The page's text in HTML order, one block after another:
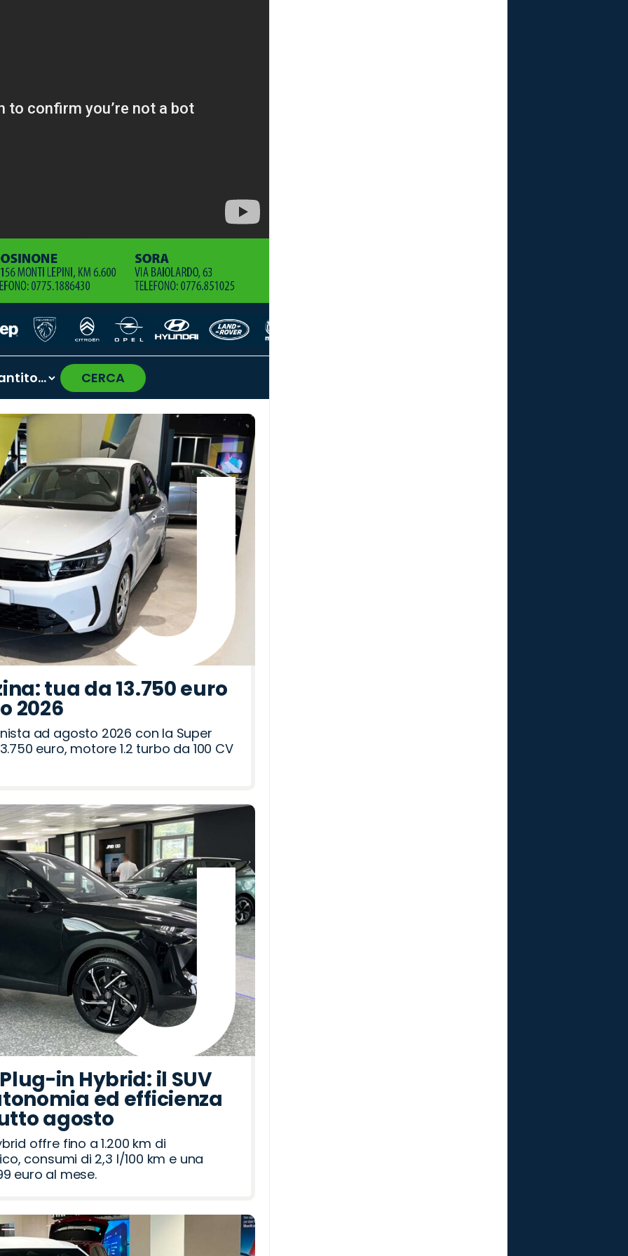
CERCA
›
tua da 13.750 euro
2026
ad agosto 2026 con la Super
euro, motore 1.2 turbo da 100 CV
in Hybrid: il SUV
ed efficienza
agosto
offre fino a 1.200 km di
consumi di 2,3 l/100 km e una
euro al mese.